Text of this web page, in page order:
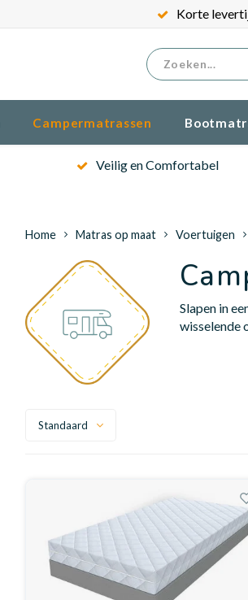
Gratis
Campermatrassen
Veilig en Comfortabel
Home Matras op maat Voertuigen
Slapen in
wisselende
Standaard